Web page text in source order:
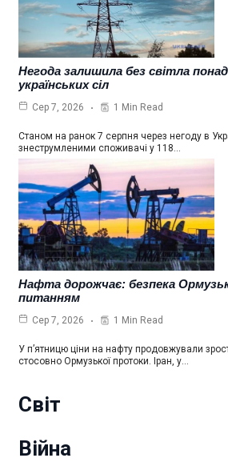
Негода залишила без світла
українських сіл
Сер 7, 2026 1 Min Read
Станом на ранок 7 серпня через негоду в
знеструмленими споживачі у 118…
Нафта дорожчає: безпека
питанням
Сер 7, 2026 1 Min Read
У п’ятницю ціни на нафту продовжували
стосовно Ормузької протоки. Іран, у…
Світ
Війна